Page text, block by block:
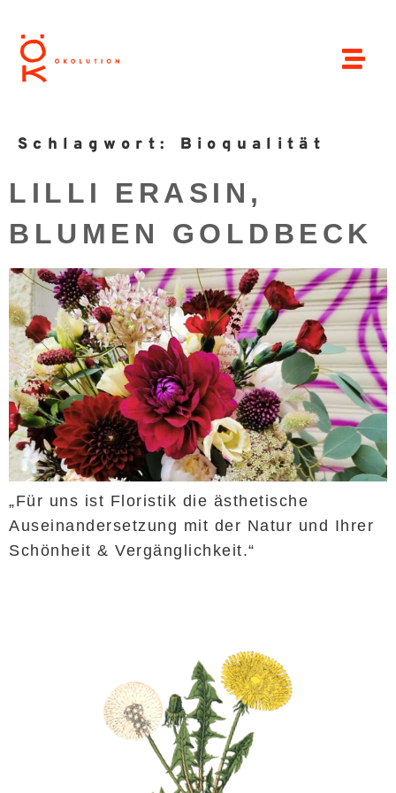
Schlagwort: Bioqualität
LILLI ERASIN,
BLUMEN GOLDBECK
„Für uns ist Floristik die ästhetische
Auseinandersetzung mit der Natur und Ihrer
Schönheit & Vergänglichkeit.“